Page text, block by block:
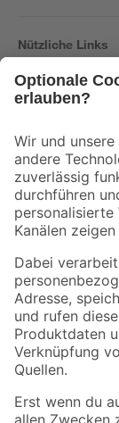
Nützliche Links
Der toom
Zur
Folge uns
Zahlungsarten
Sicher einkaufen